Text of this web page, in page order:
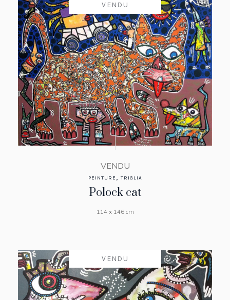
VENDU
VENDU
PEINTURE , TRIGLIA
Polock cat
114 x 146 cm
VENDU